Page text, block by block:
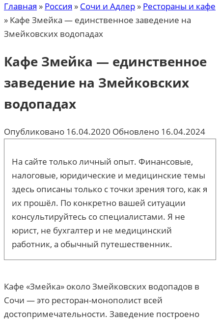
Главная » Россия » Сочи и Адлер » Рестораны и кафе
» Кафе Змейка — единственное заведение на
Змейковских водопадах
Кафе Змейка — единственное
заведение на Змейковских
водопадах
Опубликовано 16.04.2020 Обновлено 16.04.2024
На сайте только личный опыт. Финансовые,
налоговые, юридические и медицинские темы
здесь описаны только с точки зрения того, как я
их прошёл. По конкретно вашей ситуации
консультируйтесь со специалистами. Я не
юрист, не бухгалтер и не медицинский
работник, а обычный путешественник.
Кафе «Змейка» около Змейковских водопадов в
Сочи — это ресторан-монополист всей
достопримечательности. Заведение построено